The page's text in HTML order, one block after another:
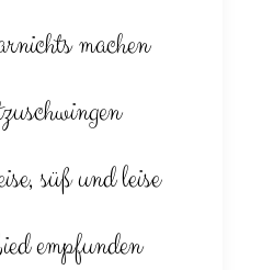
machen
süß und leise
empfunden